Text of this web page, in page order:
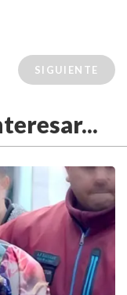
SIGUIENTE